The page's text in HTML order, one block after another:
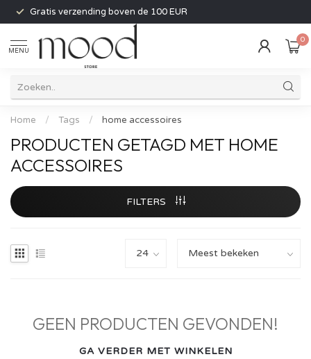
Gratis verzending boven de 100 EUR
MENU
0
Home / Tags / home accessoires
PRODUCTEN GETAGD MET HOME
ACCESSOIRES
FILTERS
GEEN PRODUCTEN GEVONDEN!
GA VERDER MET WINKELEN